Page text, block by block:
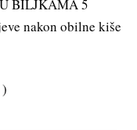
BILJKAMA 5
nakon obilne kiše
)